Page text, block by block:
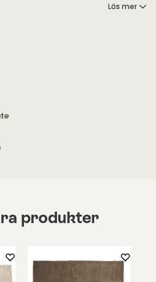
jute- och ullblandning, som
Läs mer
produkter